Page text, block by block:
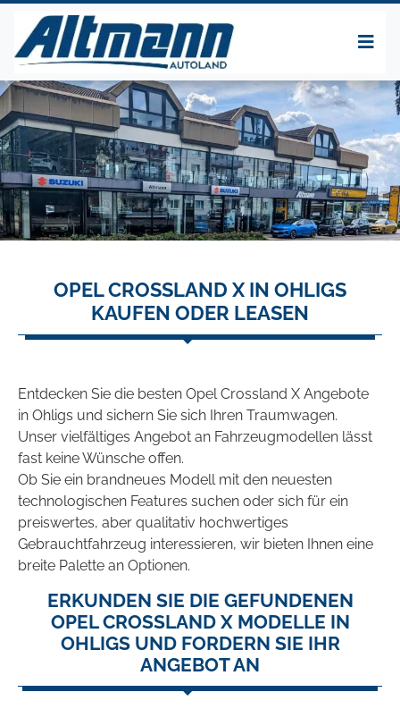
OPEL CROSSLAND X IN OHLIGS
KAUFEN ODER LEASEN
Entdecken Sie die besten Opel Crossland X Angebote
in Ohligs und sichern Sie sich Ihren Traumwagen.
Unser vielfältiges Angebot an Fahrzeugmodellen lässt
fast keine Wünsche offen.
Ob Sie ein brandneues Modell mit den neuesten
technologischen Features suchen oder sich für ein
preiswertes, aber qualitativ hochwertiges
Gebrauchtfahrzeug interessieren, wir bieten Ihnen eine
breite Palette an Optionen.
ERKUNDEN SIE DIE GEFUNDENEN
OPEL CROSSLAND X MODELLE IN
OHLIGS UND FORDERN SIE IHR
ANGEBOT AN